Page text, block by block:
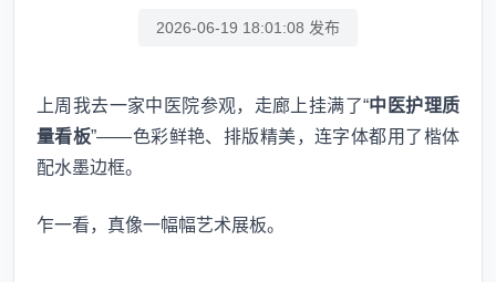
2026-06-19 18:01:08 发布
上周我去一家中医院参观，走廊上挂满了“中医护理质
量看板”——色彩鲜艳、排版精美，连字体都用了楷体
配水墨边框。
乍一看，真像一幅幅艺术展板。